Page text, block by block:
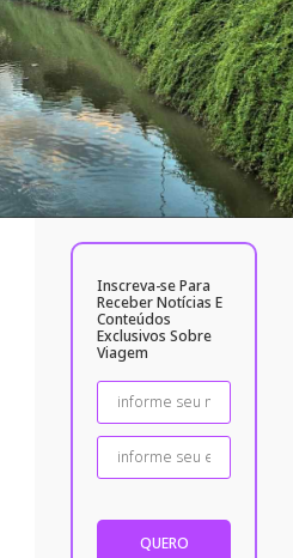
Inscreva-se Para
Receber Notícias E
Conteúdos
Exclusivos Sobre
Viagem